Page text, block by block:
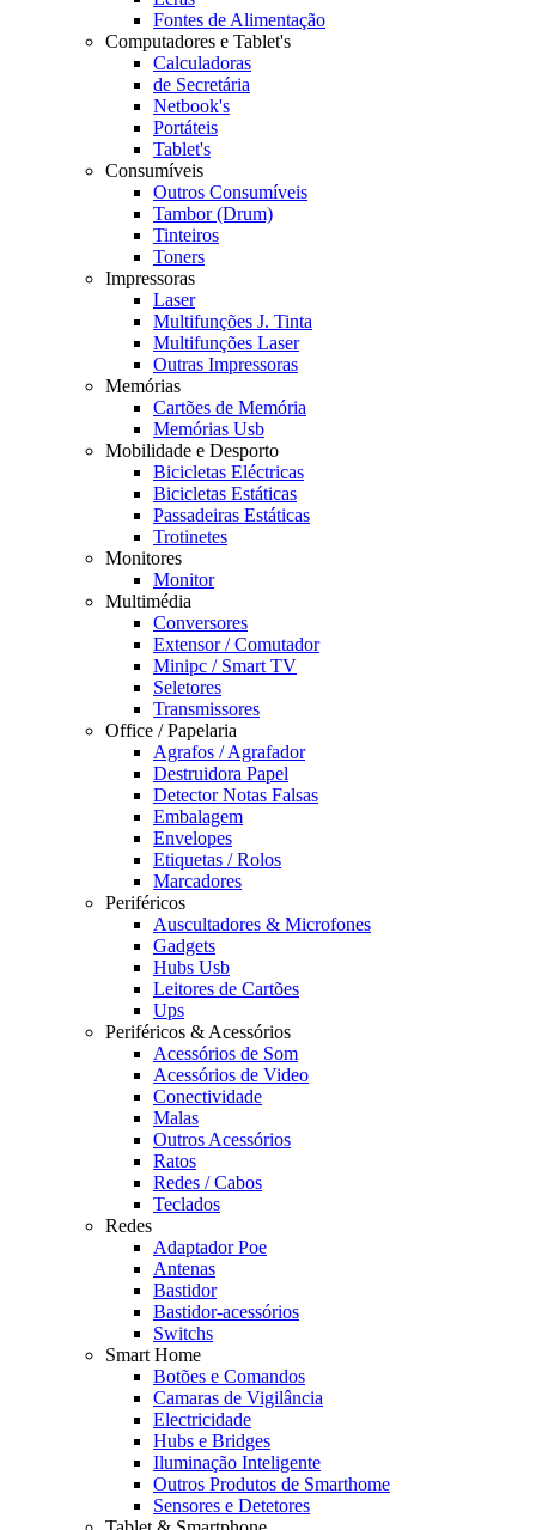
Fontes de Alimentação
Computadores e Tablet's
Calculadoras
de Secretária
Netbook's
Portáteis
Tablet's
Consumíveis
Outros Consumíveis
Tambor (Drum)
Tinteiros
Toners
Impressoras
Laser
Multifunções J. Tinta
Multifunções Laser
Outras Impressoras
Memórias
Cartões de Memória
Memórias Usb
Mobilidade e Desporto
Bicicletas Eléctricas
Bicicletas Estáticas
Passadeiras Estáticas
Trotinetes
Monitores
Monitor
Multimédia
Conversores
Extensor / Comutador
Minipc / Smart TV
Seletores
Transmissores
Office / Papelaria
Agrafos / Agrafador
Destruidora Papel
Detector Notas Falsas
Embalagem
Envelopes
Etiquetas / Rolos
Marcadores
Periféricos
Auscultadores & Microfones
Gadgets
Hubs Usb
Leitores de Cartões
Ups
Periféricos & Acessórios
Acessórios de Som
Acessórios de Video
Conectividade
Malas
Outros Acessórios
Ratos
Redes / Cabos
Teclados
Redes
Adaptador Poe
Antenas
Bastidor
Bastidor-acessórios
Switchs
Smart Home
Botões e Comandos
Camaras de Vigilância
Electricidade
Hubs e Bridges
Iluminação Inteligente
Outros Produtos de Smarthome
Sensores e Detetores